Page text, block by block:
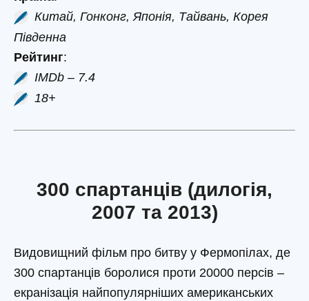
Китай, Гонконг, Японія, Тайвань, Корея
Південна
Рейтинг:
IMDb – 7.4
18+
300 спартанців (дилогія,
2007 та 2013)
Видовищний фільм про битву у Фермопілах, де
300 спартанців боролися проти 20000 персів –
екранізація найпопулярніших американських